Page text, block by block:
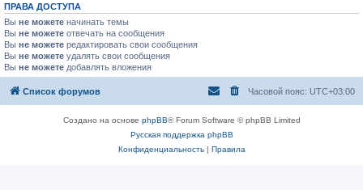
ПРАВА ДОСТУПА
Вы не можете начинать темы
Вы не можете отвечать на сообщения
Вы не можете редактировать свои сообщения
Вы не можете удалять свои сообщения
Вы не можете добавлять вложения
Список форумов Часовой пояс: UTC+03:00
Создано на основе phpBB® Forum Software © phpBB Limited
Русская поддержка phpBB
Конфиденциальность| Правила